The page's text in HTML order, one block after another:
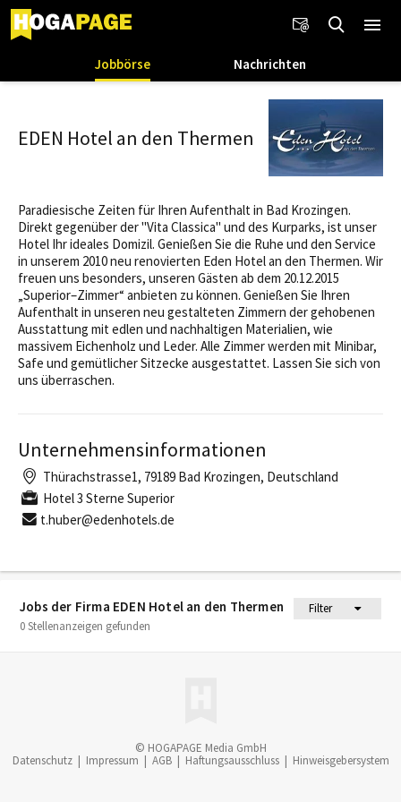
Jobbörse Nachrichten
Jobs der Firma EDEN Hotel an den Thermen
Filter
0 Stellenanzeigen gefunden
EDEN Hotel an den Thermen
Paradiesische Zeiten für Ihren Aufenthalt in Bad Krozingen.
Direkt gegenüber der "Vita Classica" und des Kurparks, ist unser
Hotel Ihr ideales Domizil. Genießen Sie die Ruhe und den Service
in unserem 2010 neu renovierten Eden Hotel an den Thermen. Wir
freuen uns besonders, unseren Gästen ab dem 20.12.2015
„Superior–Zimmer“ anbieten zu können. Genießen Sie Ihren
Aufenthalt in unseren neu gestalteten Zimmern der gehobenen
Ausstattung mit edlen und nachhaltigen Materialien, wie
massivem Eichenholz und Leder. Alle Zimmer werden mit Minibar,
Safe und gemütlicher Sitzecke ausgestattet. Lassen Sie sich von
uns überraschen.
Unternehmensinformationen
Thürachstrasse1, 79189 Bad Krozingen, Deutschland
Hotel 3 Sterne Superior
t.huber@edenhotels.de
© HOGAPAGE Media GmbH
Datenschutz | Impressum | AGB | Haftungsausschluss | Hinweisgebersystem